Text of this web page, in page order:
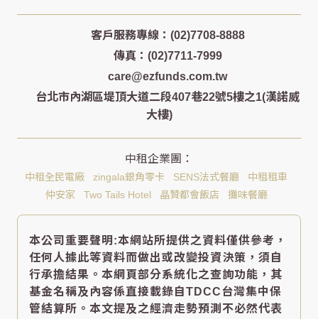
客戶服務專線：(02)7708-8888
傳真：(02)7711-7999
care@ezfunds.com.tw
台北市內湖區堤頂大道二段407巷22號5樓之1(漢諾威
大樓)
中租全民電廠 zingala銀角零卡 SENS法式餐廳
中租租車
仲安家
Two Tails Hotel 晶贊都會飯店 攤味餐廳
本公司重要聲明:本網站所提供之資料僅供參考，
任何人據此等資料而做出或改變投資決策，須自
行承擔結果。本網頁部分系統化之查詢功能，其
基金名稱及內容係直接載錄自TDCC台灣集中保
管結算所。本文提及之經濟走勢預測不必然代表